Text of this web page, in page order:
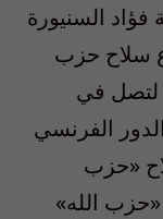
السنيورة
سلاح حزب
لتصل في
الفرنسي
سلاح «حزب
الله»